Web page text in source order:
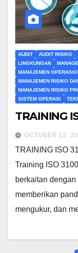
AUDIT AUDIT RISIKO
LINGKUNGAN
MANAJEMEN
MANAJEMEN RISIKO
MANAJEMEN RISIKO
SISTEM OPERASI
TRAINING
OCTOBER 13,
TRAINING ISO
Training ISO
berkaitan
memberikan
mengukur, dan